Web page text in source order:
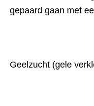
gepaard gaan met
Geelzucht (gele